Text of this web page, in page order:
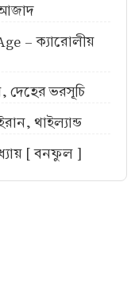
- ক্যারোলীয়
দেহের ভরসূচি
থাইল্যান্ড
[ বনফুল ]